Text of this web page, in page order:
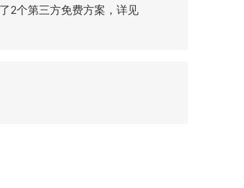
2个第三方免费方案，详见